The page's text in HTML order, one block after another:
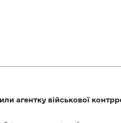
агентку військової